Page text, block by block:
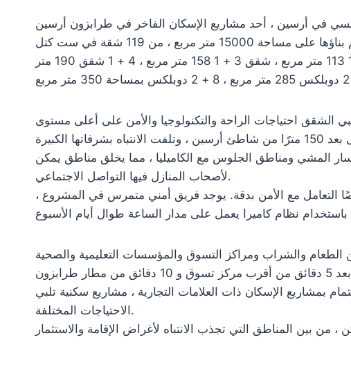
في المشروع الذي يستجيب للاحتياجات المختلفة بأنواع الشقق المختلفة ، شقق 1 + 1 75 متر مربع ، شقق 2 + 1 113 متر مربع ، شقق 3 + 1 158 متر مربع ، 4 + 1 شقق 190 متر
المشي ومناطق الجلوس مع الكاميليا ، مما يخلق مناطق يمكن
لأصحاب المنازل فيها التواصل الاجتماعي.
التعامل مع الأمن بدقة. يوجد فريق أمني متمرس في المشروع ،
بمشاريع الإسكان ذات العلامات التجارية ، مشاريع سكنية تلبي
الاحتياجات المختلفة.